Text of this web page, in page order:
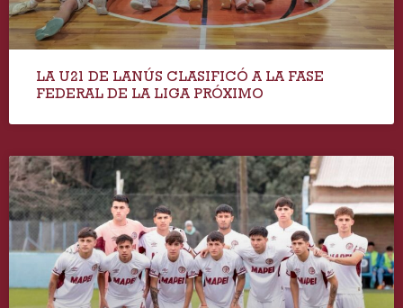
LA U21 DE LANÚS CLASIFICÓ A LA FASE
FEDERAL DE LA LIGA PRÓXIMO